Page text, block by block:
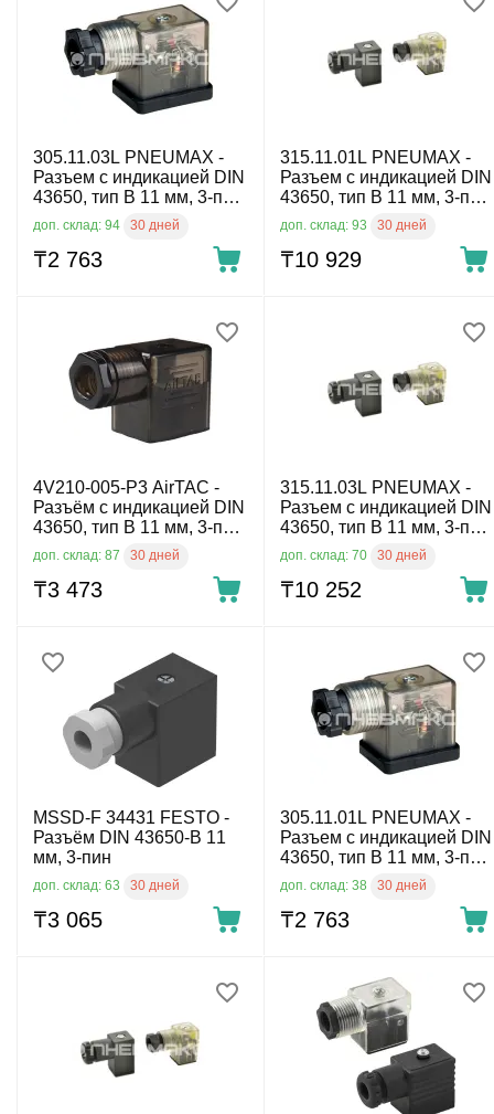
305.11.03L PNEUMAX -
Разъем с индикацией DIN
43650, тип B 11 мм, 3-пин,
220 V AC
доп. склад: 94 30 дней
₸2 763
315.11.01L PNEUMAX -
Разъем с индикацией DIN
43650, тип B 11 мм, 3-пин,
24 V AC/DC
доп. склад: 93 30 дней
₸10 929
4V210-005-P3 AirTAC -
Разъём с индикацией DIN
43650, тип B 11 мм, 3-пин,
12-24 V DC
доп. склад: 87 30 дней
₸3 473
315.11.03L PNEUMAX -
Разъем с индикацией DIN
43650, тип B 11 мм, 3-пин,
220 V AC
доп. склад: 70 30 дней
₸10 252
MSSD-F 34431 FESTO -
Разъём DIN 43650-B 11
мм, 3-пин
доп. склад: 63 30 дней
₸3 065
305.11.01L PNEUMAX -
Разъем с индикацией DIN
43650, тип B 11 мм, 3-пин,
24 V AC/DC
доп. склад: 38 30 дней
₸2 763